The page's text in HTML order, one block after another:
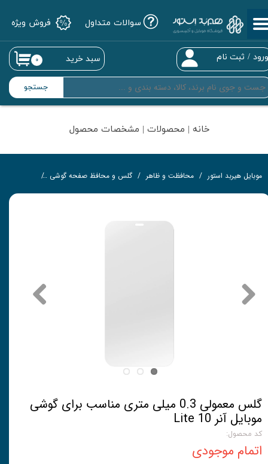
جستجو
/ ثبت نام
حساب کاربری من
تغییر گذر واژه
سفارشات
خروج از حساب کاربری
۰ سبد خرید
سوالات متداول فروش ویژه
خانه | محصولات | مشخصات محصول
موبایل هیربد استور محافظت و ظاهر گلس و محافظ صفحه گوشی
گلس معمولی 0.3 میلی متری مناسب برای گوشی
موبایل آنر 10 Lite
کد محصول:
اتمام موجودی